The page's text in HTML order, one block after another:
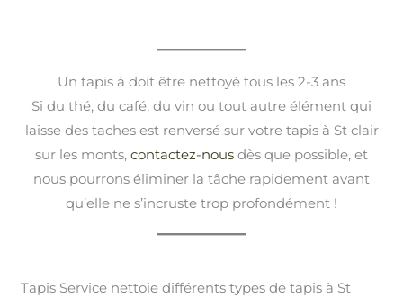
Un tapis à doit être nettoyé tous les 2-3 ans
Si du thé, du café, du vin ou tout autre élément qui
laisse des taches est renversé sur votre tapis à St clair
sur les monts, contactez-nous dès que possible, et
nous pourrons éliminer la tâche rapidement avant
qu’elle ne s’incruste trop profondément !
Tapis Service nettoie différents types de tapis à St